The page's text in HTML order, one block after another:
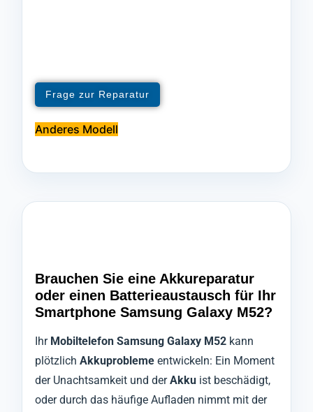
Frage zur Reparatur
Anderes Modell
Brauchen Sie eine Akkureparatur
oder einen Batterieaustausch für Ihr
Smartphone Samsung Galaxy M52?
Ihr Mobiltelefon Samsung Galaxy M52 kann
plötzlich Akkuprobleme entwickeln: Ein Moment
der Unachtsamkeit und derAkku ist beschädigt,
oder durch das häufige Aufladen nimmt mit der